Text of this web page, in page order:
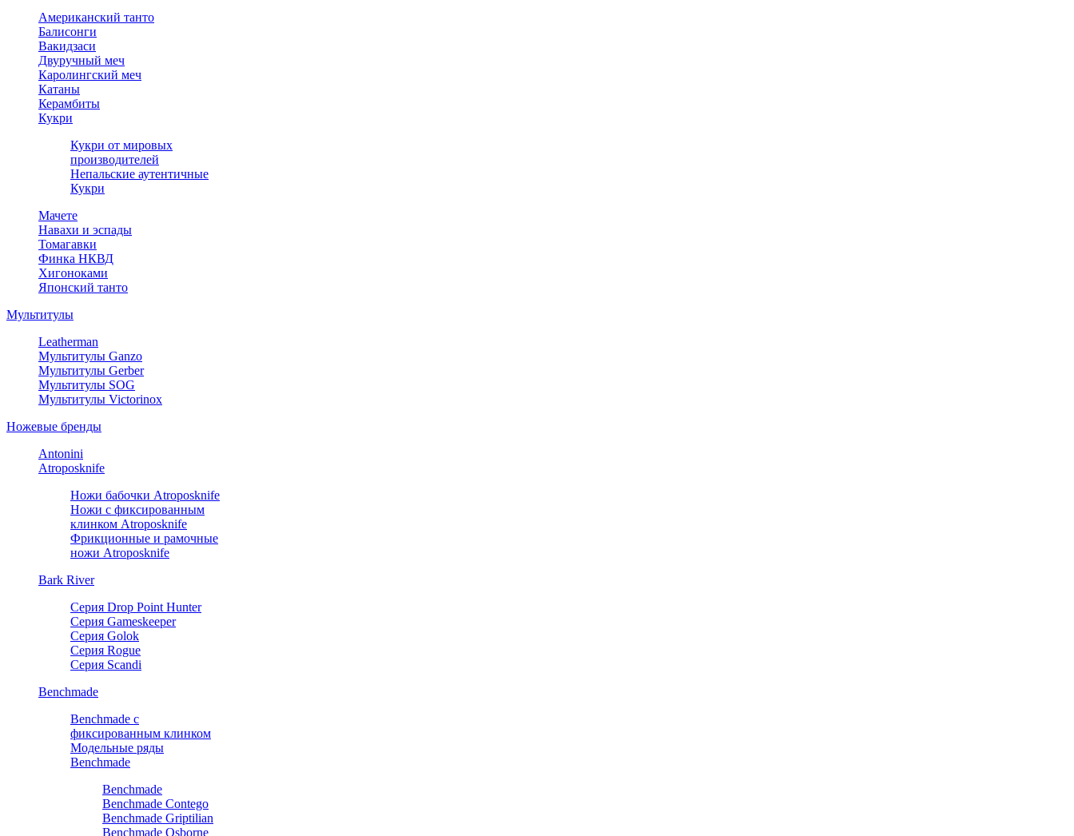
Американский танто
Балисонги
Вакидзаси
Двуручный меч
Каролингский меч
Катаны
Керамбиты
Кукри
Кукри от мировых
производителей
Непальские аутентичные
Кукри
Мачете
Навахи и эспады
Томагавки
Финка НКВД
Хигоноками
Японский танто
Мультитулы
Leatherman
Мультитулы Ganzo
Мультитулы Gerber
Мультитулы SOG
Мультитулы Victorinox
Ножевые бренды
Antonini
Atroposknife
Ножи бабочки Atroposknife
Ножи с фиксированным
клинком Atroposknife
Фрикционные и рамочные
ножи Atroposknife
Bark River
Серия Drop Point Hunter
Серия Gameskeeper
Серия Golok
Серия Rogue
Серия Scandi
Benchmade
Benchmade с
фиксированным клинком
Модельные ряды
Benchmade
Benchmade
Benchmade Contego
Benchmade Griptilian
Benchmade Osborne